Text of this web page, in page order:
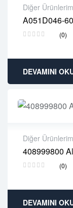
Diğer
A051D046-
(0)
2 years
Delivery
DEVAMINI
Diğer
408999800
(0)
2 years
Delivery
DEVAMINI